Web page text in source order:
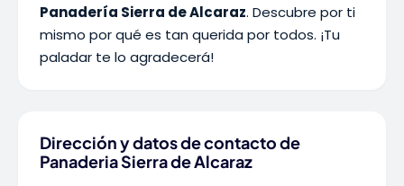
Panadería Sierra de Alcaraz. Descubre por ti
mismo por qué es tan querida por todos. ¡Tu
paladar te lo agradecerá!
Dirección y datos de contacto de
Panaderia Sierra de Alcaraz